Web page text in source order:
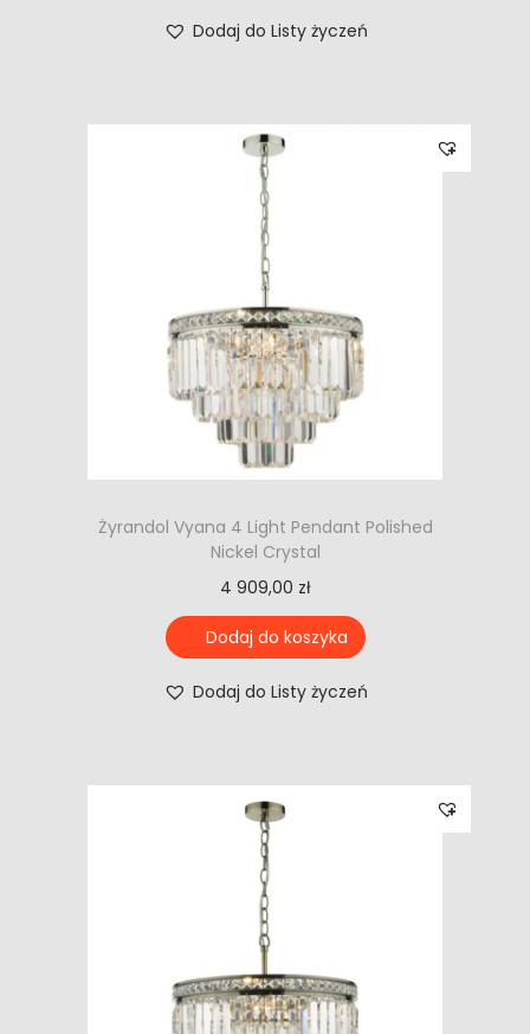
Dodaj do Listy życzeń
Żyrandol Vyana 4 Light Pendant Polished
Nickel Crystal
4 909,00 zł
Dodaj do koszyka
Dodaj do Listy życzeń